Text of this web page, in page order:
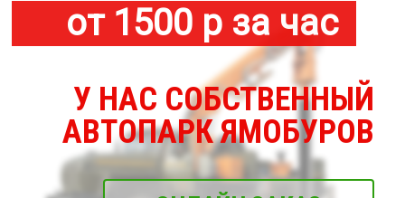
от 1500 р за час
У НАС СОБСТВЕННЫЙ
АВТОПАРК ЯМОБУРОВ